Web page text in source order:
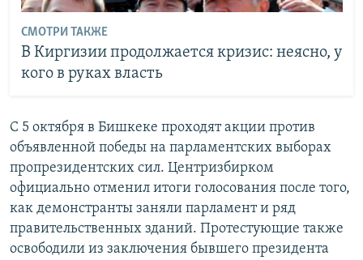
СМОТРИ ТАКЖЕ
В Киргизии продолжается кризис: неясно, у
кого в руках власть
С 5 октября в Бишкеке проходят акции против
объявленной победы на парламентских выборах
пропрезидентских сил. Центризбирком
официально отменил итоги голосования после того,
как демонстранты заняли парламент и ряд
правительственных зданий. Протестующие также
освободили из заключения бывшего президента